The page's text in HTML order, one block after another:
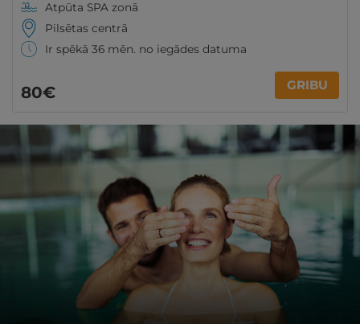
Atpūta SPA zonā
Pilsētas centrā
Ir spēkā 36 mēn. no iegādes datuma
80€ GRIBU